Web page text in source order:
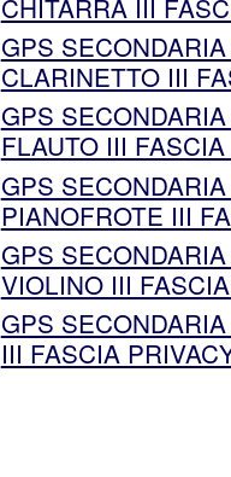
CHITARRA III
GPS
CLARINETTO III
GPS
FLAUTO III
GPS
PIANOFROTE III
GPS
VIOLINO III
GPS
III FASCIA